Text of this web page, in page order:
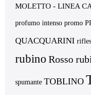
MOLETTO - LINEA
profumo intenso promo
QUACQUARINI
rubino Rosso
spumante TOBLINO